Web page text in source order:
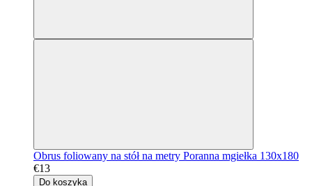
Obrus foliowany na stół na metry Poranna mgiełka 130x180
€13
Do koszyka